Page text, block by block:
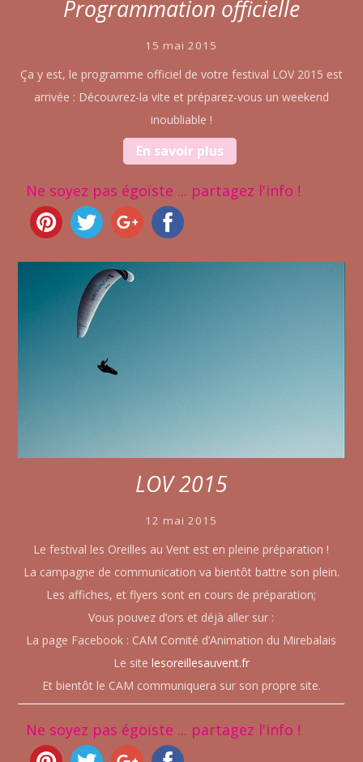
Programmation officielle
15 mai 2015
Ça y est, le programme officiel de votre festival LOV 2015 est
arrivée : Découvrez-la vite et préparez-vous un weekend
inoubliable !
En savoir plus
Ne soyez pas égoïste ... partagez l'info !
LOV 2015
12 mai 2015
Le festival les Oreilles au Vent est en pleine préparation !
La campagne de communication va bientôt battre son plein.
Les affiches, et flyers sont en cours de préparation;
Vous pouvez d’ors et déjà aller sur :
La page Facebook : CAM Comité d’Animation du Mirebalais
Le site lesoreillesauvent.fr
Et bientôt le CAM communiquera sur son propre site.
Ne soyez pas égoïste ... partagez l'info !